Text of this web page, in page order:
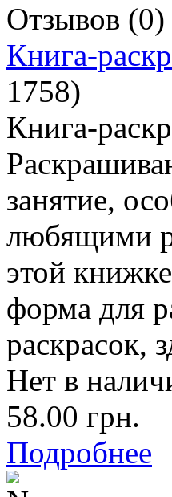
Отзывов (0)
Книга-
1758)
Книга-
занятие,
любящими
этой
форма для
раскрасок,
Нет в
58.00 грн.
Подробнее